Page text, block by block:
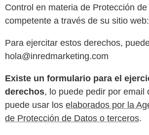
Control en materia de Protección
competente a través de su sitio web:
Para ejercitar estos derechos,
hola@inredmarketing.com
Existe un formulario para el
derechos, lo puede pedir por email
puede usar los elaborados por la
de Protección de Datos o terceros.